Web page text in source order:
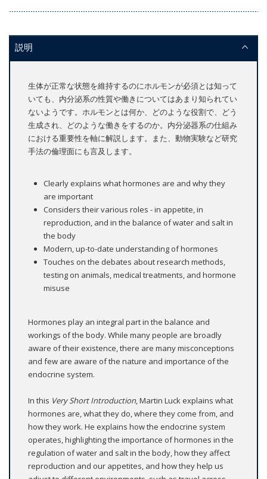
説明
生体が正常な状態を維持するのにホルモンが必須とは知って
いても、内分泌系の性質や働きについてはあまり知られてい
ないようです。ホルモンとは何か、どのような役割で、どう
生成され、どのような働きをするのか。内分泌器系の仕組み
における重要性を軸に解説します。また、動物実験など研究
手法の倫理面にも言及します。
Clearly explains what hormones are and why they
are important
Considers their various roles - in appetite, in
reproduction, and in the balance of water and salt in
the body
Modern, up-to-date understanding of hormones
Touches on the debates about research methods,
testing on animals, medical treatments, and hormone
misuse
Hormones play an integral part in the balance and
workings of the body. While many people are broadly
aware of their existence, there are many misconceptions
and few are aware of the nature and importance of the
endocrine system.
In this Very Short Introduction, Martin Luck explains what
hormones are, what they do, where they come from, and
how they work. He explains how the endocrine system
operates, highlighting the importance of hormones in the
regulation of water and salt in the body, how they affect
reproduction and our appetites, and how they help us